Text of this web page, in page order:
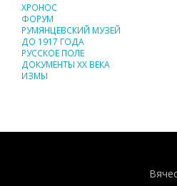
ХРОНОС
ФОРУМ
РУМЯНЦЕВСКИЙ МУЗЕЙ
ДО 1917 ГОДА
РУССКОЕ ПОЛЕ
ДОКУМЕНТЫ XX ВЕКА
ИЗМЫ